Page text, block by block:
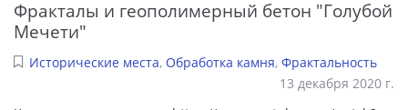
Фракталы и геополимерный бетон "Голубой
Мечети"
Исторические места, Обработка камня, Фрактальность
13 декабря 2020 г.